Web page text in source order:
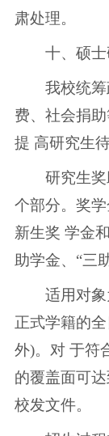
肃处理。
十、硕士
我校统筹
费、社会捐
提 高研究生
研究生奖
个部分。奖学
新生奖 学金
助学金、“三
适用对象
正式学籍的
外)。对 于符
的覆盖面可
校发文件。